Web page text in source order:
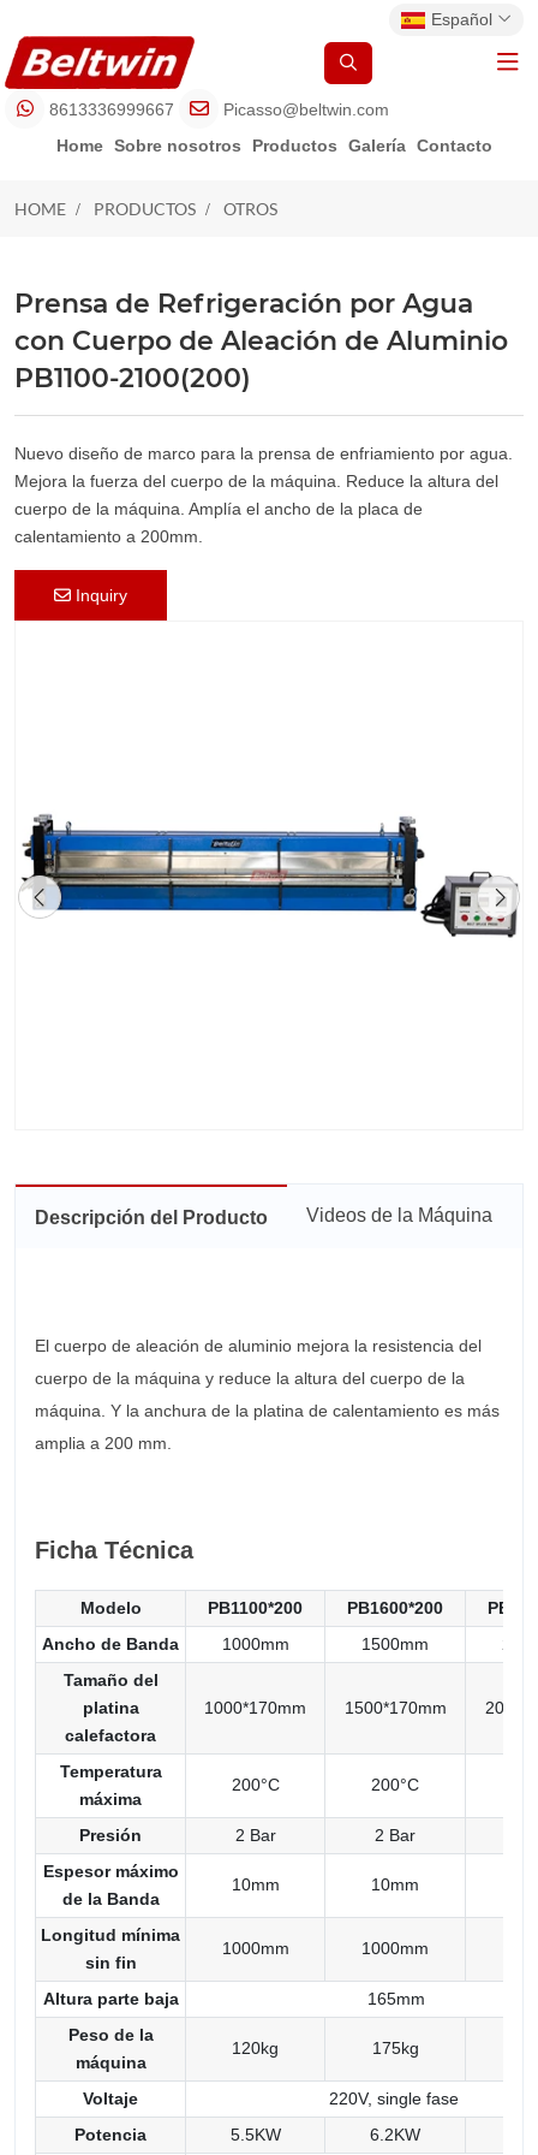
Español
8613336999667
Picasso@beltwin.com
Home Sobre nosotros Productos Galería Contacto
OTROS
HOME PRODUCTOS OTROS
Prensa de Refrigeración por Agua
con Cuerpo de Aleación de Aluminio
PB1100-2100(200)
Nuevo diseño de marco para la prensa de enfriamiento por agua.
Mejora la fuerza del cuerpo de la máquina. Reduce la altura del
cuerpo de la máquina. Amplía el ancho de la placa de
calentamiento a 200mm.
Inquiry
Descripción del Producto Videos de la Máquina
El cuerpo de aleación de aluminio mejora la resistencia del
cuerpo de la máquina y reduce la altura del cuerpo de la
máquina. Y la anchura de la platina de calentamiento es más
amplia a 200 mm.
Ficha Técnica
Modelo PB1100*200 PB1600*200
Ancho de Banda
1000mm 1500mm
Tamaño del
platina
calefactora
1000*170mm 1500*170mm
Temperatura
máxima
200°C 200°C
Presión 2 Bar 2 Bar
Espesor máximo
de la Banda
10mm 10mm
Longitud mínima
sin fin
1000mm 1000mm
Altura parte baja
165mm
Peso de la
máquina
120kg 175kg
Voltaje
220V, single fase
Potencia
5.5KW 6.2KW